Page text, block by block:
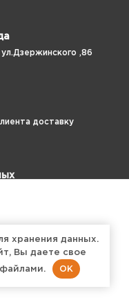
,86
доставку
хранения данных.
Вы даете свое
файлами. OK